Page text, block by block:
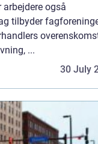
også
tilbyder
...
30 July